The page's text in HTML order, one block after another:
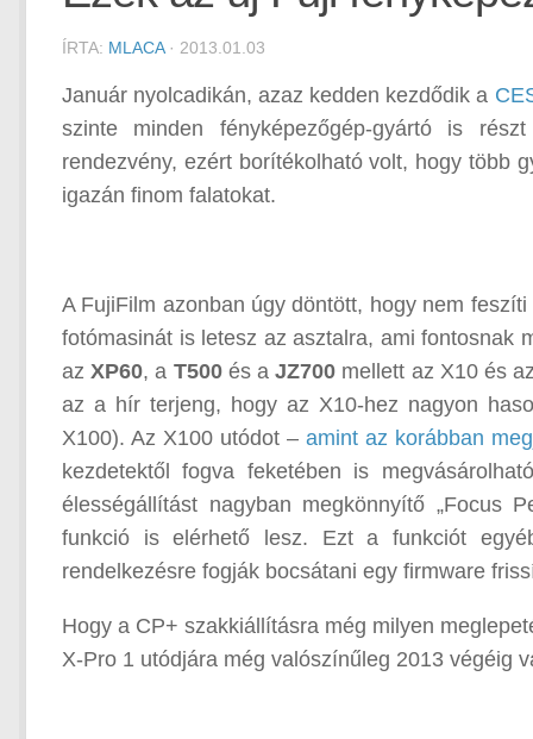
ÍRTA: MLACA· 2013.01.03
Január nyolcadikán, azaz kedden kezdődik a
szinte minden fényképezőgép-gyártó is
rendezvény, ezért borítékolható volt, hogy több
igazán finom falatokat.
A FujiFilm azonban úgy döntött, hogy nem
fotómasinát is letesz az asztalra, ami fontosnak
azXP60, a T500és aJZ700 mellett az X10 és
az a hír terjeng, hogy az X10-hez nagyon
X100). Az X100 utódot – amint az korábban
kezdetektől fogva feketében is
élességállítást nagyban megkönnyítő „Focus
funkció is elérhető lesz. Ezt a funkciót
rendelkezésre fogják bocsátani egy firmware
Hogy a CP+ szakkiállításra még milyen
X-Pro 1 utódjára még valószínűleg 2013 végéig